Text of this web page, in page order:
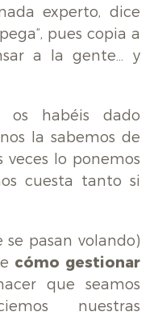
experto, dice
pues copia a
a la gente… y
os habéis dado
la sabemos de
veces lo ponemos
cuesta tanto si
pasan volando)
cómo gestionar
que seamos
nuestras